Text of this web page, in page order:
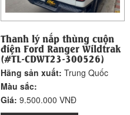
Thanh lý nắp thùng cuộn
điện Ford Ranger Wildtrak
(#TL-CDWT23-300526)
Hãng sản xuất:Trung Quốc
Màu sắc:
Giá:9.500.000 VNĐ